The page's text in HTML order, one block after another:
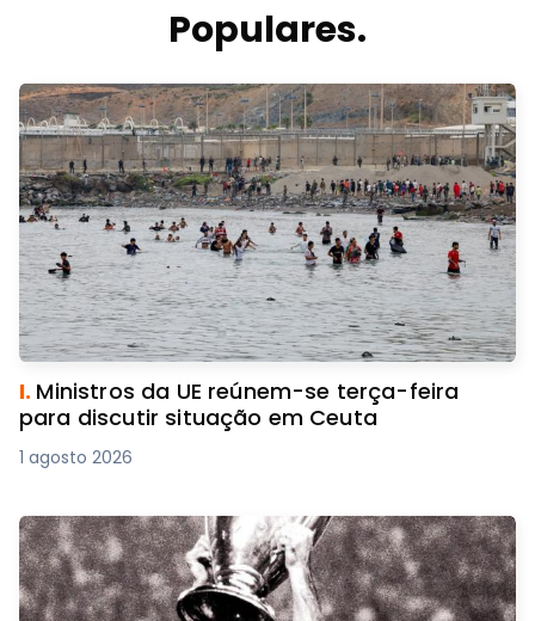
Populares.
I. Ministros da UE reúnem-se terça-feira
para discutir situação em Ceuta
1 agosto 2026